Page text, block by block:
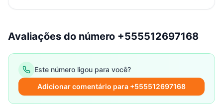
Avaliações do número +555512697168
Este número ligou para você?
Adicionar comentário para +555512697168